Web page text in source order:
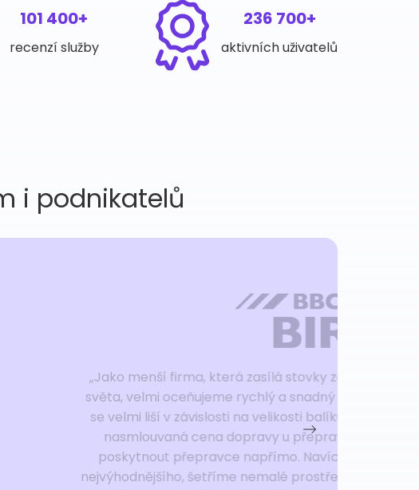
101 400+
recenzí služby
236 700+
aktivních uživatelů
i podnikatelů
Evropy ale i do celého
Cena dopravy
Firmou Zaslat.cz je
než je nám schopen
výběrem toho
Sama objednávka